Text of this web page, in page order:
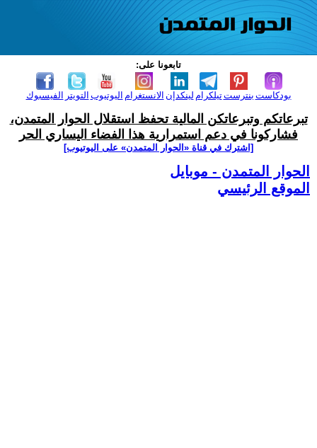
تابعونا على:
الفيسبوك التويتر اليوتيوب الانستغرام لينكدإن تيلكرامبنترست بودكاست
تبرعاتكم وتبرعاتكن المالية تحفظ استقلال الحوار المتمدن،
فشاركونا في دعم استمرارية هذا الفضاء اليساري الحر
[اشترك في قناة ‫«الحوار المتمدن» على اليوتيوب]
الحوار المتمدن - موبايل
الموقع الرئيسي